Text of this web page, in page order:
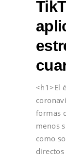
<h1>El
formas
menos
como